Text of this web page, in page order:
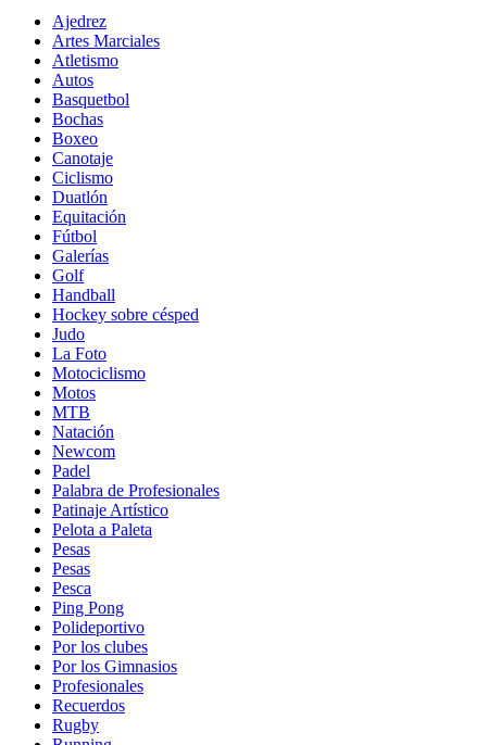
Ajedrez
Artes Marciales
Atletismo
Autos
Basquetbol
Bochas
Boxeo
Canotaje
Ciclismo
Duatlón
Equitación
Fútbol
Galerías
Golf
Handball
Hockey sobre césped
Judo
La Foto
Motociclismo
Motos
MTB
Natación
Newcom
Padel
Palabra de Profesionales
Patinaje Artístico
Pelota a Paleta
Pesas
Pesas
Pesca
Ping Pong
Polideportivo
Por los clubes
Por los Gimnasios
Profesionales
Recuerdos
Rugby